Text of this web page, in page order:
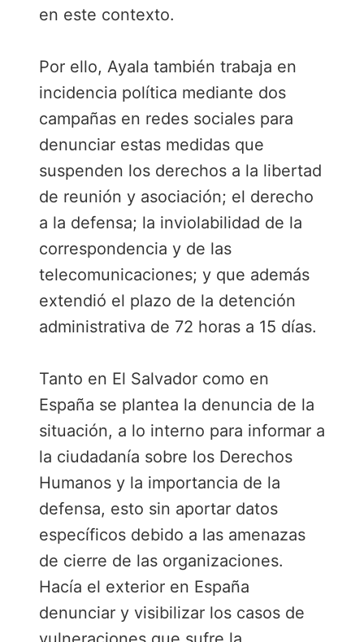
en este contexto.
Por ello, Ayala también trabaja en
incidencia política mediante dos
campañas en redes sociales para
denunciar estas medidas que
suspenden los derechos a la libertad
de reunión y asociación; el derecho
a la defensa; la inviolabilidad de la
correspondencia y de las
telecomunicaciones; y que además
extendió el plazo de la detención
administrativa de 72 horas a 15 días.
Tanto en El Salvador como en
España se plantea la denuncia de la
situación, a lo interno para informar a
la ciudadanía sobre los Derechos
Humanos y la importancia de la
defensa, esto sin aportar datos
específicos debido a las amenazas
de cierre de las organizaciones.
Hacía el exterior en España
denunciar y visibilizar los casos de